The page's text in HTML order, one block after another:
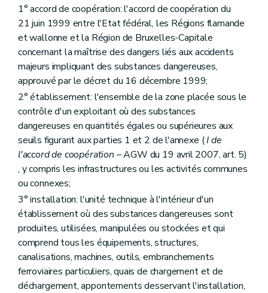
1° accord de coopération: l'accord de coopération du
21 juin 1999 entre l'Etat fédéral, les Régions flamande
et wallonne et la Région de Bruxelles-Capitale
concernant la maîtrise des dangers liés aux accidents
majeurs impliquant des substances dangereuses,
approuvé par le décret du 16 décembre 1999;
2° établissement: l'ensemble de la zone placée sous le
contrôle d'un exploitant où des substances
dangereuses en quantités égales ou supérieures aux
seuils figurant aux parties 1 et 2 de l'annexe (I de
l'accord de coopération – AGW du 19 avril 2007, art. 5)
, y compris les infrastructures ou les activités communes
ou connexes;
3° installation: l'unité technique à l'intérieur d'un
établissement où des substances dangereuses sont
produites, utilisées, manipulées ou stockées et qui
comprend tous les équipements, structures,
canalisations, machines, outils, embranchements
ferroviaires particuliers, quais de chargement et de
déchargement, appontements desservant l'installation,